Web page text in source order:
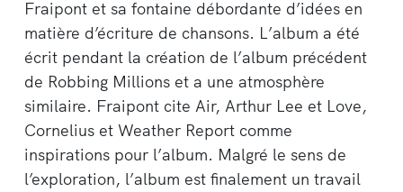
Fraipont et sa fontaine débordante d’idées en
matière d’écriture de chansons. L’album a été
écrit pendant la création de l’album précédent
de Robbing Millions et a une atmosphère
similaire. Fraipont cite Air, Arthur Lee et Love,
Cornelius et Weather Report comme
inspirations pour l’album. Malgré le sens de
l’exploration, l’album est finalement un travail